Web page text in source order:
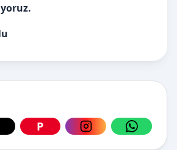
paylaş
üzerinden paylaş
Pinterest üzerinden paylaş
P
Instagram